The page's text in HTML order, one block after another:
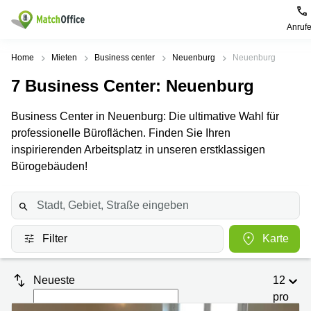
Mieten / Vermieten
Produktseiten
Büro
Business
Center
Virtuelle
Besprechungsräume
Beliebte
Coworking
Zürich
Coworking
Coworking
Basel
Coworking
Luzern
Coworking
Lugano
Beliebte
Leutschenbachstrasse
95 Zürich
Bahnhofplatz
Bahnhofstrasse
10 Zürich
Bahnhofstrasse
100 Zürich
Europaallee
41 Zürich
Hilfe
Über uns
Büro vermieten
Preis
Anmelden
Sprache wählen
French
Home Mieten Business center Neuenburg Neuenburg
7 Business Center: Neuenburg
Business Center in Neuenburg: Die ultimative Wahl für
professionelle Büroflächen. Finden Sie Ihren
inspirierenden Arbeitsplatz in unseren erstklassigen
Bürogebäuden!
Filter Karte
Neueste
12
pro